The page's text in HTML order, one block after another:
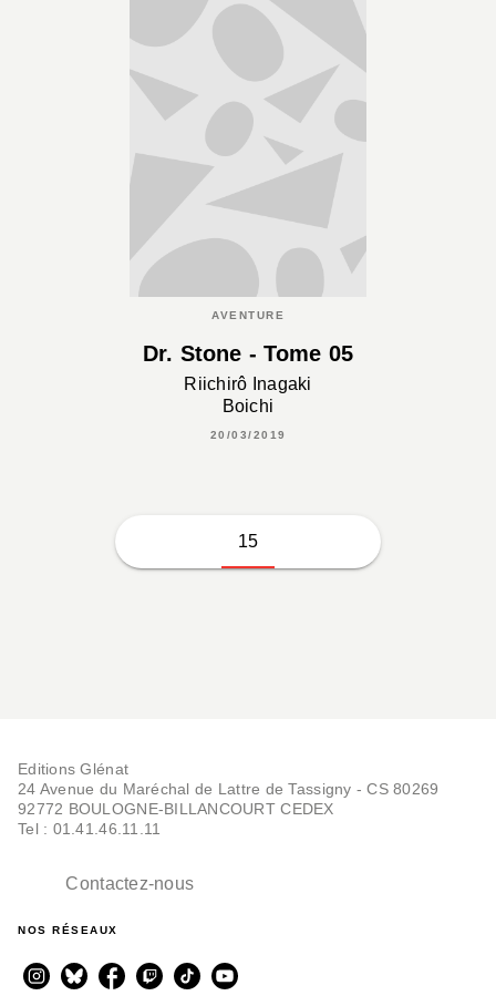
AVENTURE
Dr. Stone - Tome 05
Riichirô Inagaki
Boichi
20/03/2019
15
Editions Glénat
24 Avenue du Maréchal de Lattre de Tassigny - CS 80269
92772 BOULOGNE-BILLANCOURT CEDEX
Tel : 01.41.46.11.11
Contactez-nous
NOS RÉSEAUX